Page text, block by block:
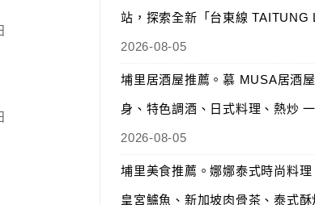
站，探索全新「台東線 TAITUNG
2026-08-05
埔里居酒屋推薦。慕 MUSA居酒
身、特色調酒、日式料理、熱炒 一
2026-08-05
埔里美食推薦。娜娜泰式時尚料理
皇宮鱸魚、新加坡肉骨茶、泰式酥